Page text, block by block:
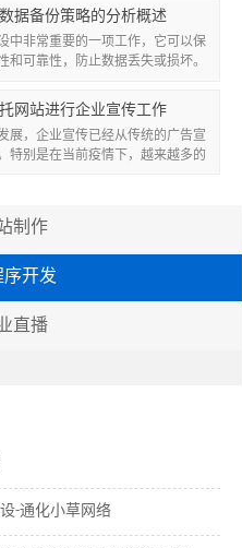
据备份策略的分析概述
中非常重要的一项工作，它可以保
和可靠性，防止数据丢失或损坏。
网站进行企业宣传工作
展，企业宣传已经从传统的广告宣
特别是在当前疫情下，越来越多的
制作
序开发
直播
-通化小草网络